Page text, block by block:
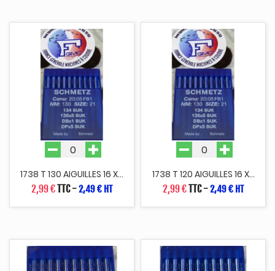
1738 T 130 AIGUILLES 16 X...
2,99 €TTC-2,49 € HT
1738 T 120 AIGUILLES 16 X...
2,99 €TTC-2,49 € HT